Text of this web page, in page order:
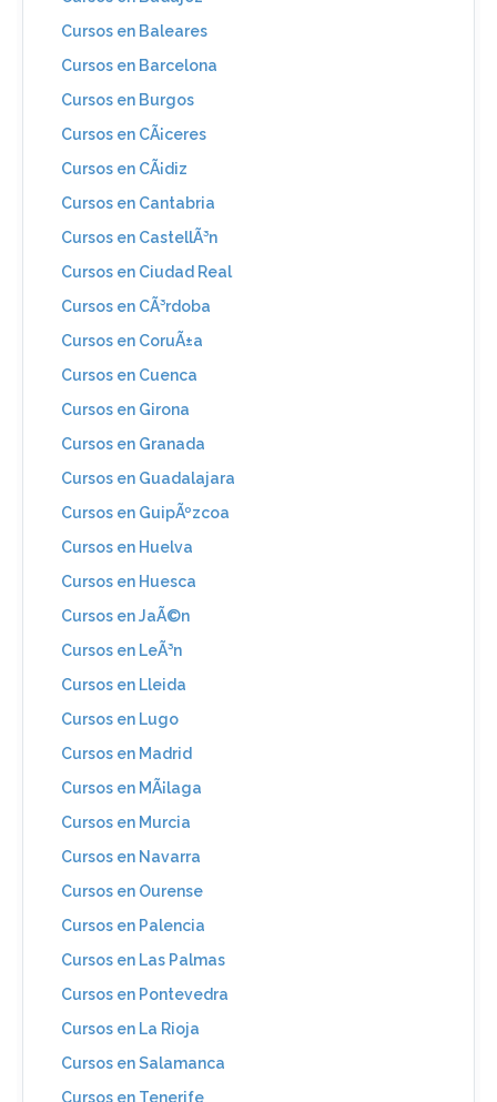
Cursos en Baleares
Cursos en Barcelona
Cursos en Burgos
Cursos en CÃ¡ceres
Cursos en CÃ¡diz
Cursos en Cantabria
Cursos en CastellÃ³n
Cursos en Ciudad Real
Cursos en CÃ³rdoba
Cursos en CoruÃ±a
Cursos en Cuenca
Cursos en Girona
Cursos en Granada
Cursos en Guadalajara
Cursos en GuipÃºzcoa
Cursos en Huelva
Cursos en Huesca
Cursos en JaÃ©n
Cursos en LeÃ³n
Cursos en Lleida
Cursos en Lugo
Cursos en Madrid
Cursos en MÃ¡laga
Cursos en Murcia
Cursos en Navarra
Cursos en Ourense
Cursos en Palencia
Cursos en Las Palmas
Cursos en Pontevedra
Cursos en La Rioja
Cursos en Salamanca
Cursos en Tenerife